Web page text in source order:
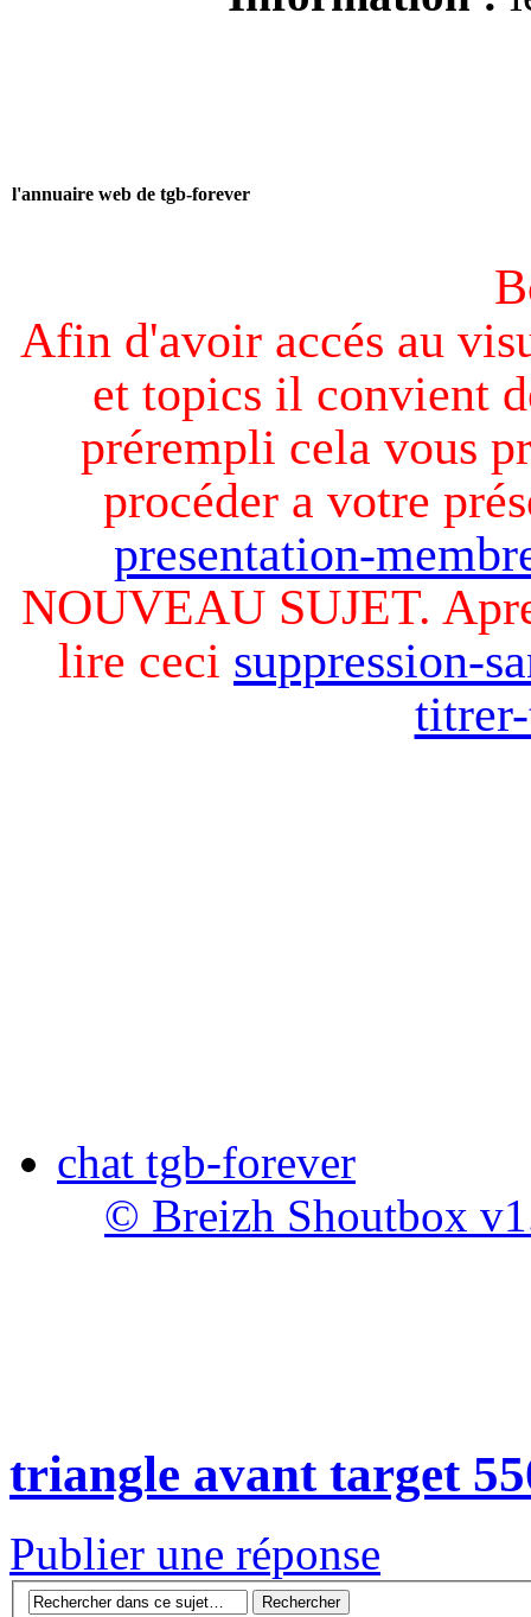
l'annuaire web de tgb-forever
Afin d'avoir accés au
et topics il convient
prérempli cela vous
procéder a votre
presentation-
NOUVEAU SUJET.
lire ceci suppression-
chat tgb-forever
© Breizh Shoutbox
triangle avant target
Publier une réponse